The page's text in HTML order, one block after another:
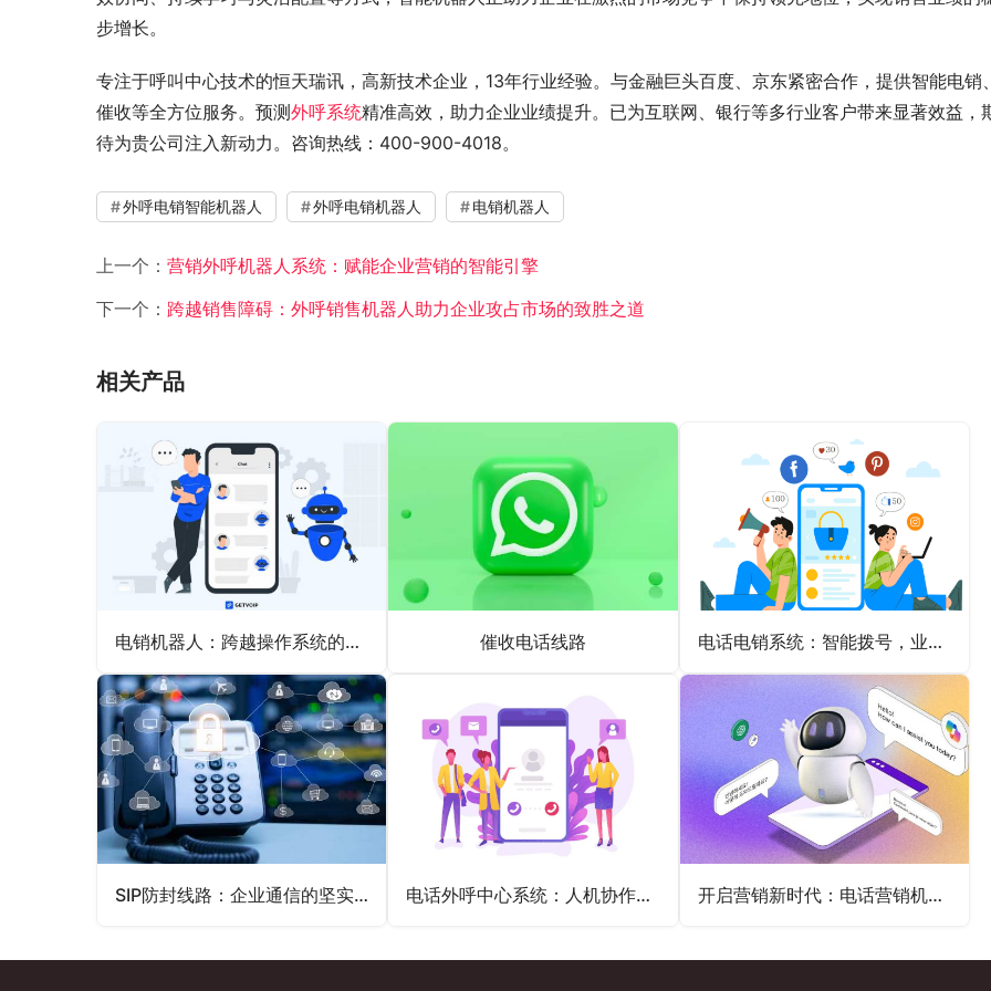
步增长。
专注于呼叫中心技术的恒天瑞讯，高新技术企业，13年行业经验。与金融巨头百度、京东紧密合作，提供智能电销
催收等全方位服务。预测外呼系统精准高效，助力企业业绩提升。已为互联网、银行等多行业客户带来显著效益，
待为贵公司注入新动力。咨询热线：400-900-4018。
外呼电销智能机器人 外呼电销机器人 电销机器人
上一个： 营销外呼机器人系统：赋能企业营销的智能引擎
下一个： 跨越销售障碍：外呼销售机器人助力企业攻占市场的致胜之道
相关产品
电销机器人：跨越操作系统的智能桥梁 催收电话线路 电话电销系统：智能拨号，业绩倍增
SIP防封线路：企业通信的坚实保障 电话外呼中心系统：人机协作，共创卓越服务体验 开启营销新时代：电话营销机器人的精准触达与无限可能